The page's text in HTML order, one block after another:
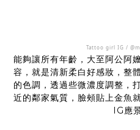
Tattoo girl IG /
能夠讓所有年齡，大至阿公阿
容，就是清新柔白好感妝，整
的色調，透過些微濃度調整，
近的鄰家氣質，臉頰貼上金魚
IG應